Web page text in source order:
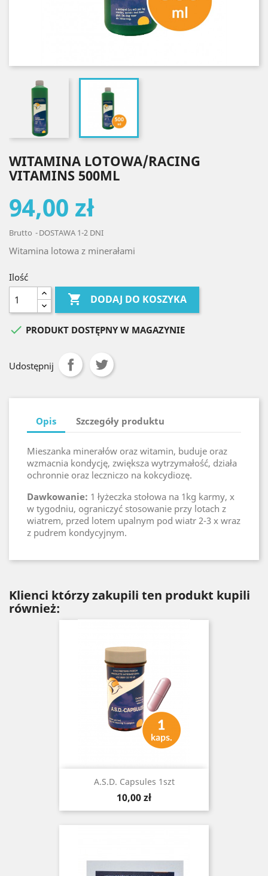
WITAMINA LOTOWA/RACING
VITAMINS 500ML
94,00 zł
Brutto DOSTAWA 1-2 DNI
Witamina lotowa z minerałami
Ilość
 DODAJ DO KOSZYKA
 PRODUKT DOSTĘPNY W MAGAZYNIE
Udostępnij
Opis Szczegóły produktu
Mieszanka minerałów oraz witamin, buduje oraz
wzmacnia kondycję, zwiększa wytrzymałość, działa
ochronnie oraz leczniczo na kokcydiozę.
Dawkowanie: 1 łyżeczka stołowa na 1kg karmy, x
w tygodniu, ograniczyć stosowanie przy lotach z
wiatrem, przed lotem upalnym pod wiatr 2-3 x wraz
z pudrem kondycyjnym.
Klienci którzy zakupili ten produkt kupili
również:
A.S.D. Capsules 1szt
Cena
10,00 zł